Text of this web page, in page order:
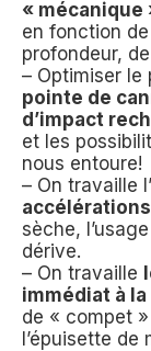
« mécanique
en fonction
profondeur,
– Optimiser le
pointe de
d’impact
et les
nous entoure!
– On travaille
sèche,
dérive.
– On travaille
immédiat à
de « compet
l’épuisette de